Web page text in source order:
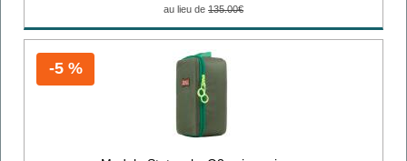
au lieu de 135.00€
-5 %